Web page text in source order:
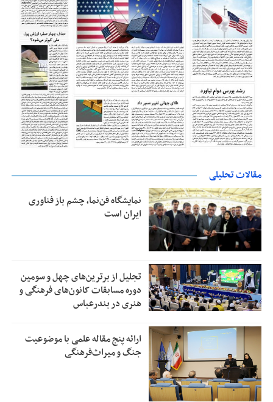
مقالات تحلیلی
نمایشگاه فن‌نما، چشم باز فناوری
ایران است
تجلیل از بر‌ترین‌های چهل و سومین
دوره مسابقات کانون‌های فرهنگی و
هنری در بندرعباس
ارائه پنج مقاله علمی با موضوعیت
جنگ و میراث‌فرهنگی